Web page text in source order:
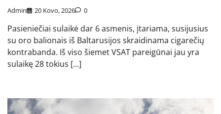
Admin 20 Kovo, 2026 0
Pasieniečiai sulaikė dar 6 asmenis, įtariama, susijusius
su oro balionais iš Baltarusijos skraidinama cigarečių
kontrabanda. Iš viso šiemet VSAT pareigūnai jau yra
sulaikę 28 tokius […]